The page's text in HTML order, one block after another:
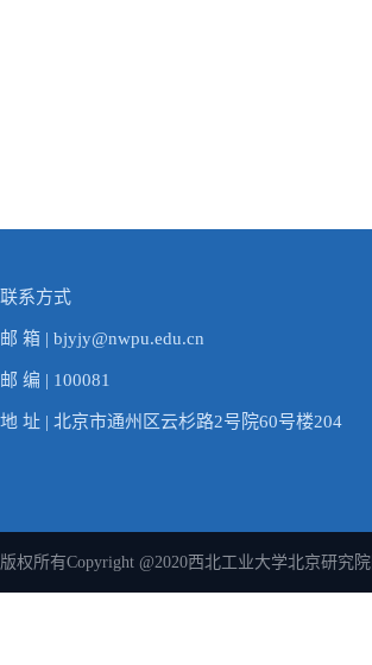
联系方式
邮 箱 | bjyjy@nwpu.edu.cn
邮 编 | 100081
地 址 | 北京市通州区云杉路2号院60号楼204
版权所有Copyright @2020西北工业大学北京研究院